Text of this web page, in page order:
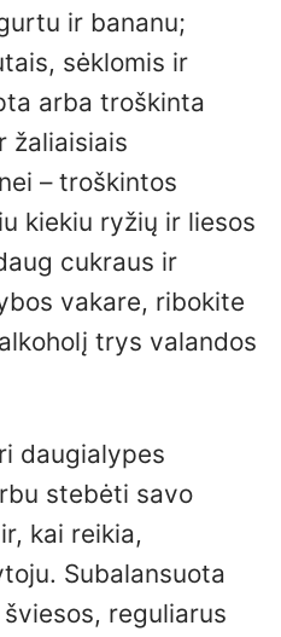
ir bananu;
sėklomis ir
arba troškinta
žaliaisiais
– troškintos
kiekiu ryžių ir liesos
cukraus ir
vakare, ribokite
trys valandos
daugialypes
stebėti savo
kai reikia,
Subalansuota
reguliarus